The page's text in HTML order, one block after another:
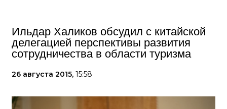
Ильдар Халиков обсудил с китайской
делегацией перспективы развития
сотрудничества в области туризма
26 августа 2015, 15:58